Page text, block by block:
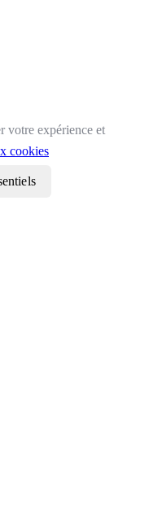
votre expérience et
cookies